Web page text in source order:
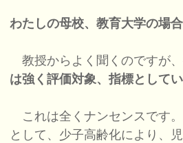
わたしの母校、教育大学の場合
教授からよく聞くのですが、
は強く評価対象、指標としてい
これは全くナンセンスです
として、少子高齢化により、